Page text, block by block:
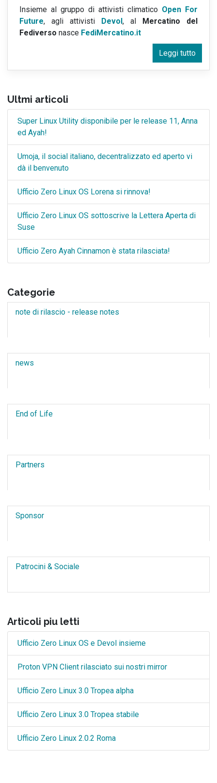
Insieme al gruppo di attivisti climatico Open For
Future, agli attivisti Devol, al Mercatino del
Fediverso nasce FediMercatino.it
Leggi tutto
Ultmi articoli
Super Linux Utility disponibile per le release 11, Anna
ed Ayah!
Umoja, il social italiano, decentralizzato ed aperto vi
dà il benvenuto
Ufficio Zero Linux OS Lorena si rinnova!
Ufficio Zero Linux OS sottoscrive la Lettera Aperta di
Suse
Ufficio Zero Ayah Cinnamon è stata rilasciata!
Categorie
note di rilascio - release notes
news
End of Life
Partners
Sponsor
Patrocini & Sociale
Articoli piu letti
Ufficio Zero Linux OS e Devol insieme
Proton VPN Client rilasciato sui nostri mirror
Ufficio Zero Linux 3.0 Tropea alpha
Ufficio Zero Linux 3.0 Tropea stabile
Ufficio Zero Linux 2.0.2 Roma